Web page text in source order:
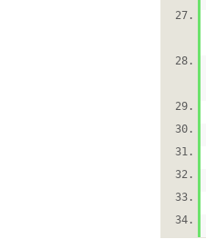
27.
28.
29.
30.
31.
32.
33.
34.